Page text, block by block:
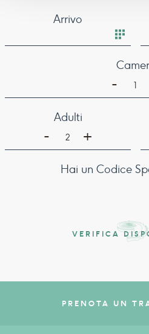
Arrivo
-
Adulti
2
- +
Hai un Codice
VERIFICA
PRENOTA UN